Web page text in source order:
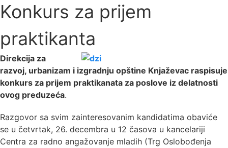
Konkurs za prijem
praktikanta
Direkcija za
razvoj, urbanizam i izgradnju opštine Knjaževac raspisuje
konkurs za prijem praktikanata za poslove iz delatnosti
ovog preduzeća.
Razgovor sa svim zainteresovanim kandidatima obaviće
se u četvrtak, 26. decembra u 12 časova u kancelariji
Centra za radno angažovanje mladih (Trg Oslobođenja